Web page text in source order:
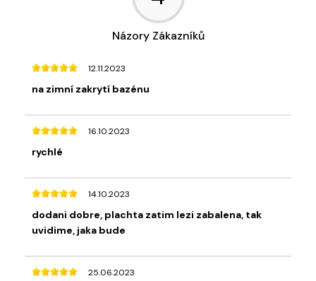
Názory Zákazníků
12.11.2023
na zimní zakrytí bazénu
16.10.2023
rychlé
14.10.2023
dodani dobre, plachta zatim lezi zabalena, tak
uvidime, jaka bude
25.06.2023